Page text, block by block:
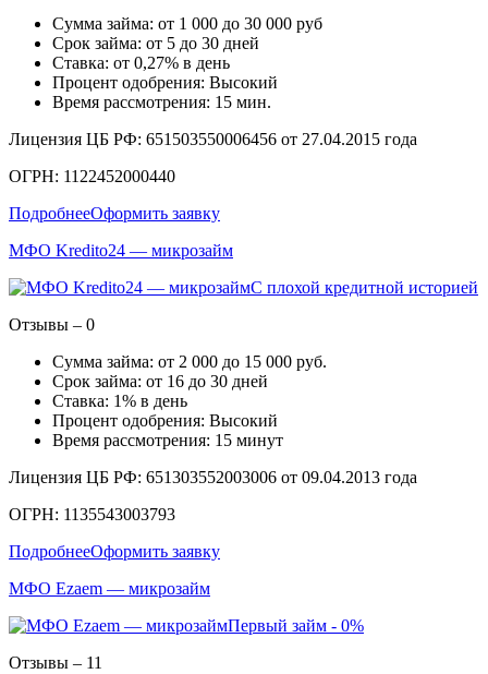
Сумма займа: от 1 000 до 30 000 руб
Срок займа: от 5 до 30 дней
Ставка: от 0,27% в день
Процент одобрения: Высокий
Время рассмотрения: 15 мин.
Лицензия ЦБ РФ: 651503550006456 от 27.04.2015 года
ОГРН: 1122452000440
ПодробнееОформить заявку
МФО Kredito24 — микрозайм
С плохой кредитной историей
Отзывы – 0
Сумма займа: от 2 000 до 15 000 руб.
Срок займа: от 16 до 30 дней
Ставка: 1% в день
Процент одобрения: Высокий
Время рассмотрения: 15 минут
Лицензия ЦБ РФ: 651303552003006 от 09.04.2013 года
ОГРН: 1135543003793
ПодробнееОформить заявку
МФО Ezaem — микрозайм
Первый займ - 0%
Отзывы – 11